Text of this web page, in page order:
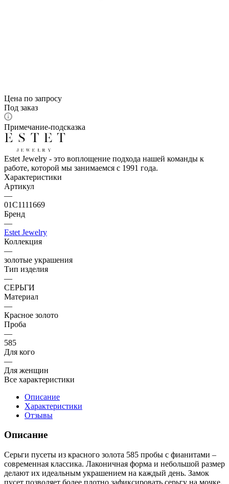
Цена по запросу
Под заказ
Примечание-подсказка
Estet Jewelry - это воплощение подхода нашей команды к
работе, которой мы занимаемся с 1991 года.
Характеристики
Артикул
—
01С1111669
Бренд
—
Estet Jewelry
Коллекция
—
золотые украшения
Тип изделия
—
СЕРЬГИ
Материал
—
Красное золото
Проба
—
585
Для кого
—
Для женщин
Все характеристики
Описание
Характеристики
Отзывы
Описание
Серьги пусеты из красного золота 585 пробы с фианитами –
современная классика. Лаконичная форма и небольшой размер
делают их идеальным украшением на каждый день. Замок
пусет позволяет более плотно зафиксировать серьгу на мочке.